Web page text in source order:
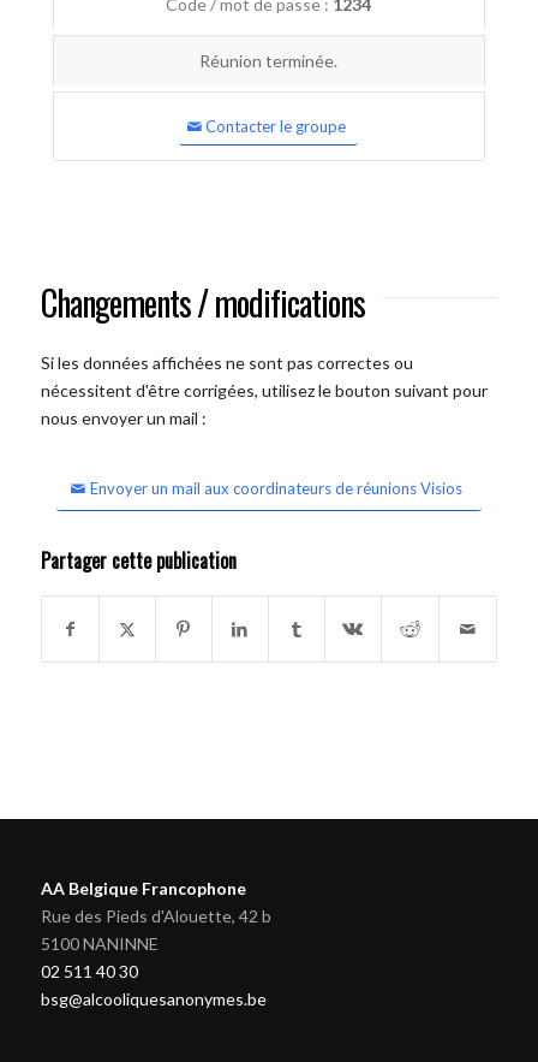
Code / mot de passe : 1234
Réunion terminée.
Contacter le groupe
Changements / modifications
Si les données affichées ne sont pas correctes ou
nécessitent d'être corrigées, utilisez le bouton suivant pour
nous envoyer un mail :
Envoyer un mail aux coordinateurs de réunions Visios
Partager cette publication
AA Belgique Francophone
Rue des Pieds d'Alouette, 42 b
5100 NANINNE
02 511 40 30
bsg@alcooliquesanonymes.be